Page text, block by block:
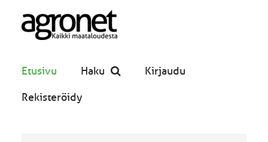
Etusivu Haku Kirjaudu
Rekisteröidy